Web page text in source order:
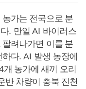
가는 전국으로 분
. 만일AI 바이러스
려나가면 이를 분
하다. AI 발생 농장에
개 농가에 새끼 오리
반 차량이 충북 진천